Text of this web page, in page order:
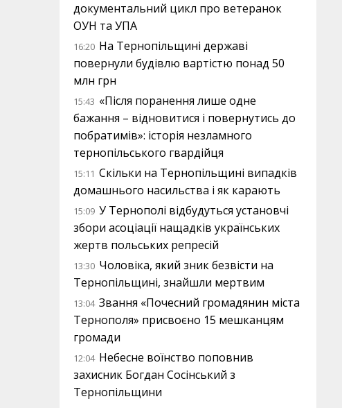
документальний цикл про ветеранок
ОУН та УПА
16:20 На Тернопільщині державі
повернули будівлю вартістю понад 50
млн грн
15:43 «Після поранення лише одне
бажання – відновитися і повернутись до
побратимів»: історія незламного
тернопільського гвардійця
15:11 Скільки на Тернопільщині випадків
домашнього насильства і як карають
15:09 У Тернополі відбудуться установчі
збори асоціації нащадків українських
жертв польських репресій
13:30 Чоловіка, який зник безвісти на
Тернопільщині, знайшли мертвим
13:04 Звання «Почесний громадянин міста
Тернополя» присвоєно 15 мешканцям
громади
12:04 Небесне воїнство поповнив
захисник Богдан Сосінський з
Тернопільщини